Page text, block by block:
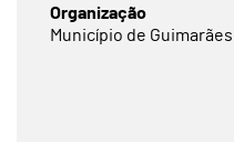
Organização
Município de Guimarães